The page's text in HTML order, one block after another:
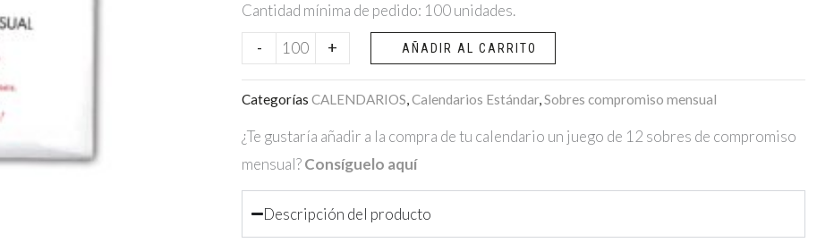
Cantidad mínima de pedido: 100 unidades.
-
cantidad
+ AÑADIR AL CARRITO
Categorías CALENDARIOS,Calendarios Estándar,Sobres compromiso mensual
¿Te gustaría añadir a la compra de tu calendario un juego de 12 sobres de compromiso
mensual?Consíguelo aquí
Descripción del producto